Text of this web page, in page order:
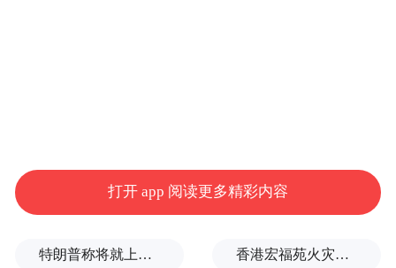
打开 app 阅读更多精彩内容
特朗普称将就上诉法院涉白宫宴会厅项目裁决提起上诉 香港宏福苑火灾跨部门调查最终报告：大火或由烟头引起